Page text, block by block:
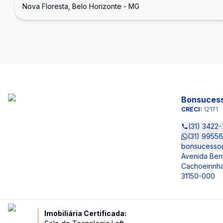
Nova Floresta, Belo Horizonte - MG
CRECI: 12171
(31)
(31)
Avenida
31150-000
Imobiliária Certificada: